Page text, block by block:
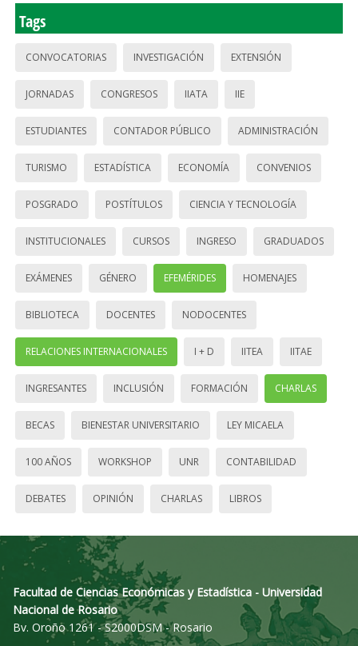
Tags
CONVOCATORIAS INVESTIGACIÓN EXTENSIÓN
JORNADAS CONGRESOS IIATA IIE
ESTUDIANTES CONTADOR PÚBLICO ADMINISTRACIÓN
TURISMO ESTADÍSTICA ECONOMÍA CONVENIOS
POSGRADO POSTÍTULOS CIENCIA Y TECNOLOGÍA
INSTITUCIONALES CURSOS INGRESO GRADUADOS
EXÁMENES GÉNERO EFEMÉRIDES HOMENAJES
BIBLIOTECA DOCENTES NODOCENTES
RELACIONES INTERNACIONALES I + D IITEA IITAE
INGRESANTES INCLUSIÓN FORMACIÓN CHARLAS
BECAS BIENESTAR UNIVERSITARIO LEY MICAELA
100 AÑOS WORKSHOP UNR CONTABILIDAD
DEBATES OPINIÓN CHARLAS LIBROS
Facultad de Ciencias Económicas y Estadística - Universidad
Nacional de Rosario
Bv. Oroño 1261 - S2000DSM - Rosario